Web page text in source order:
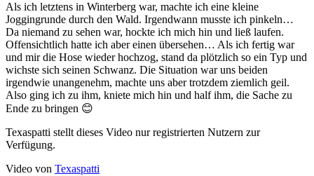
Als ich letztens in Winterberg war, machte ich eine kleine
Joggingrunde durch den Wald. Irgendwann musste ich pinkeln…
Da niemand zu sehen war, hockte ich mich hin und ließ laufen.
Offensichtlich hatte ich aber einen übersehen… Als ich fertig war
und mir die Hose wieder hochzog, stand da plötzlich so ein Typ und
wichste sich seinen Schwanz. Die Situation war uns beiden
irgendwie unangenehm, machte uns aber trotzdem ziemlich geil.
Also ging ich zu ihm, kniete mich hin und half ihm, die Sache zu
Ende zu bringen 😊
Texaspatti stellt dieses Video nur registrierten Nutzern zur
Verfügung.
Video von Texaspatti